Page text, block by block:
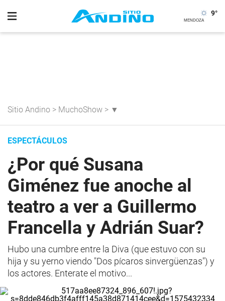
9°
Sitio Andino > MuchoShow > ▼
ESPECTÁCULOS
¿Por qué Susana
Giménez fue anoche al
teatro a ver a Guillermo
Francella y Adrián Suar?
Hubo una cumbre entre la Diva (que estuvo con su
hija y su yerno viendo "Dos pícaros sinvergüenzas") y
los actores. Enterate el motivo...